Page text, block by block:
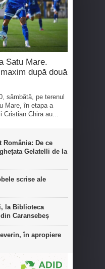
Satu Mare.
după două
sâmbătă, pe terenul
Mare, în etapa a
Chira au...
România: De ce
Gelatelli de la
scrise ale
la Biblioteca
Caransebeș
în apropiere